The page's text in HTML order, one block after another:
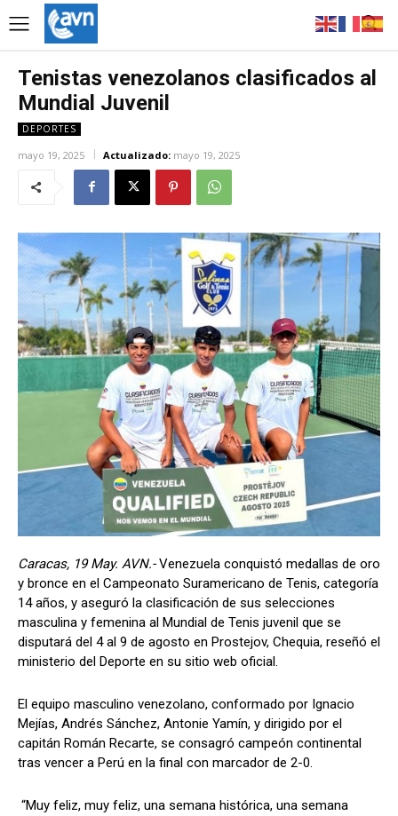
Tenistas venezolanos clasificados al
Mundial Juvenil
DEPORTES
mayo 19, 2025 Actualizado: mayo 19, 2025
Caracas, 19 May. AVN.-Venezuela conquistó medallas de oro
y bronce en el Campeonato Suramericano de Tenis, categoría
14 años, y aseguró la clasificación de sus selecciones
masculina y femenina al Mundial de Tenis juvenil que se
disputará del 4 al 9 de agosto en Prostejov, Chequia, reseñó el
ministerio del Deporte en su sitio web oficial.
El equipo masculino venezolano, conformado por Ignacio
Mejías, Andrés Sánchez, Antonie Yamín, y dirigido por el
capitán Román Recarte, se consagró campeón continental
tras vencer a Perú en la final con marcador de 2-0.
“Muy feliz, muy feliz, una semana histórica, una semana